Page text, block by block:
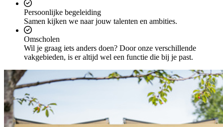
Persoonlijke begeleiding
Samen kijken we naar jouw talenten en ambities.
Omscholen
Wil je graag iets anders doen? Door onze verschillende
vakgebieden, is er altijd wel een functie die bij je past.